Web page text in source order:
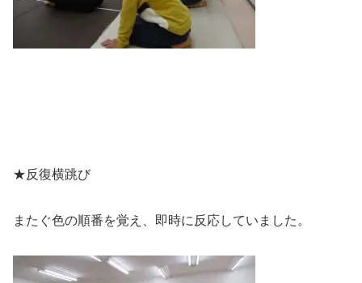
★反復横跳び
またぐ色の順番を覚え、即時に反応していました。